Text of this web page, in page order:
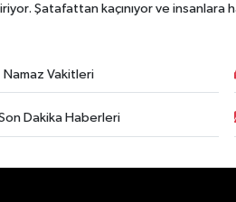
Şatafattan kaçınıyor ve insanlara
Namaz Vakitleri
Dakika Haberleri